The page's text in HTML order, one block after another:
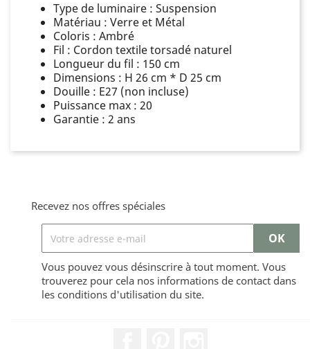
Type de luminaire : Suspension
Matériau : Verre et Métal
Coloris : Ambré
Fil : Cordon textile torsadé naturel
Longueur du fil : 150 cm
Dimensions : H 26 cm * D 25 cm
Douille : E27 (non incluse)
Puissance max : 20
Garantie : 2 ans
Recevez nos offres spéciales
Vous pouvez vous désinscrire à tout moment. Vous
trouverez pour cela nos informations de contact dans
les conditions d'utilisation du site.